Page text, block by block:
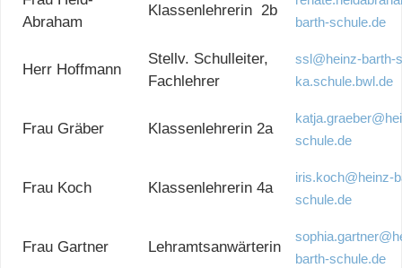
Abraham
Klassenlehrerin 2b
barth-schule.de
Herr Hoffmann
Stellv. Schulleiter,
Fachlehrer
ssl@heinz-barth-
ka.schule.bwl.de
Frau Gräber Klassenlehrerin 2a
schule.de
Frau Koch Klassenlehrerin 4a
iris.koch@heinz-
schule.de
Frau Gartner Lehramtsanwärterin
barth-schule.de